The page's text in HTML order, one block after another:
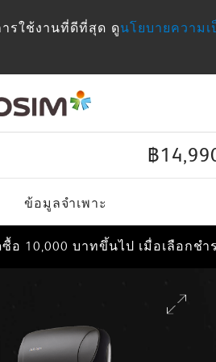
รใช้งานที่ดีที่สุด ดูนโยบายความ
฿
ข้อมูลจำเพาะ
อ 10,000 บาทขึ้นไป เมื่อเลือกชำร
อ 10,000 บาทขึ้นไป เมื่อเลือกชำร
10,000 บาทขึ้นไป เมื่อเลือกชำร